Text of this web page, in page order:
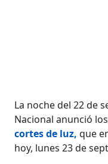
La noche del 22 de
Nacional anunció
cortes de luz,que
hoy, lunes 23 de